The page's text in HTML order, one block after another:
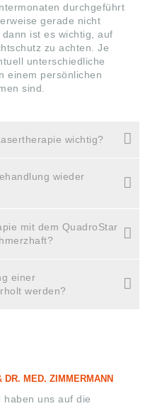
durchgeführt
gerade nicht
ist es wichtig, auf
zu achten. Je
unterschiedliche
einem persönlichen
sind.
wichtig?
wieder
mit dem QuadroStar
einer
werden?
DR. MED. ZIMMERMANN
haben uns auf die